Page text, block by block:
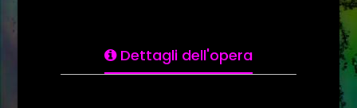
Dettagli dell'opera